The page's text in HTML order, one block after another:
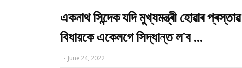
একনাথ সিন্দেক যদি মুখ্যমন্ত্ৰী হোৱাৰ
বিধায়কে একেলগে সিদ্ধান্ত ল'ব ...
- June 24, 2022